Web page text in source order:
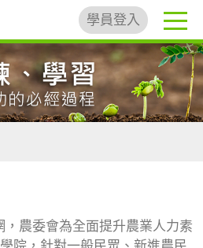
學員登入
農委會為全面提升農業人力素